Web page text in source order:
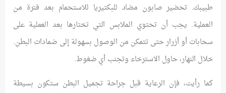
طبيبك. تحضير صابون مضاد للبكتيريا للاستحمام بعد فترة من
العملية. يجب أن تحتوي الملابس التي تختارها بعد العملية على
سحابات أو أزرار حتى تتمكن من الوصول بسهولة إلى ضمادات البطن.
خلال النهار، حاول الاسترخاء وتجنب أي ضغوط.
كما رأيت، فإن الرعاية قبل جراحة تجميل البطن ستكون بسيطة